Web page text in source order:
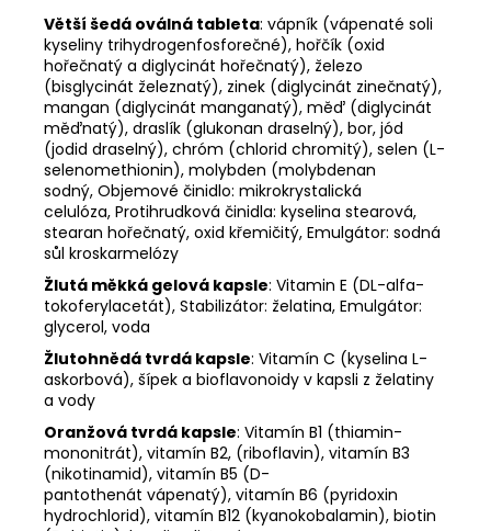
Větší šedá oválná tableta: vápník (vápenaté soli
kyseliny trihydrogenfosforečné), hořčík (oxid
hořečnatý a diglycinát hořečnatý), železo
(bisglycinát železnatý), zinek (diglycinát zinečnatý),
mangan (diglycinát manganatý), měď (diglycinát
měďnatý), draslík (glukonan draselný), bor, jód
(jodid draselný), chróm (chlorid chromitý), selen (L-
selenomethionin), molybden (molybdenan
sodný, Objemové činidlo: mikrokrystalická
celulóza, Protihrudková činidla: kyselina stearová,
stearan hořečnatý, oxid křemičitý, Emulgátor: sodná
sůl kroskarmelózy
Žlutá měkká gelová kapsle: Vitamin E (DL-alfa-
tokoferylacetát), Stabilizátor: želatina, Emulgátor:
glycerol, voda
Žlutohnědá tvrdá kapsle: Vitamín C (kyselina L-
askorbová), šípek a bioflavonoidy v kapsli z želatiny
a vody
Oranžová tvrdá kapsle: Vitamín B1 (thiamin-
mononitrát), vitamín B2, (riboflavin), vitamín B3
(nikotinamid), vitamín B5 (D-
pantothenát vápenatý), vitamín B6 (pyridoxin
hydrochlorid), vitamín B12 (kyanokobalamin), biotin